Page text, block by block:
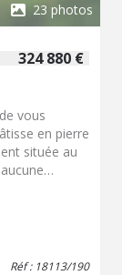
23 photos
324 880 €
vous
en pierre
située au
d'un seul
et des
d'un
béton et
Réf : 18113/190